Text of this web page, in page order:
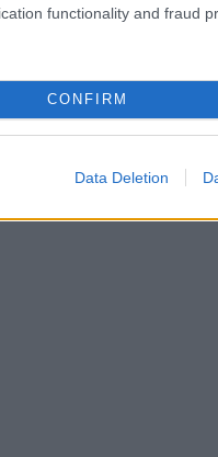
functionality and fraud
CONFIRM
Data Deletion